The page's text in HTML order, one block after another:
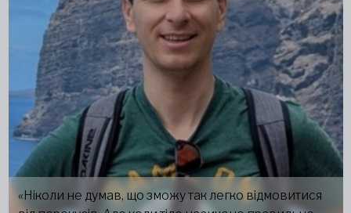
«Ніколи не думав, що зможу так легко відмовитися